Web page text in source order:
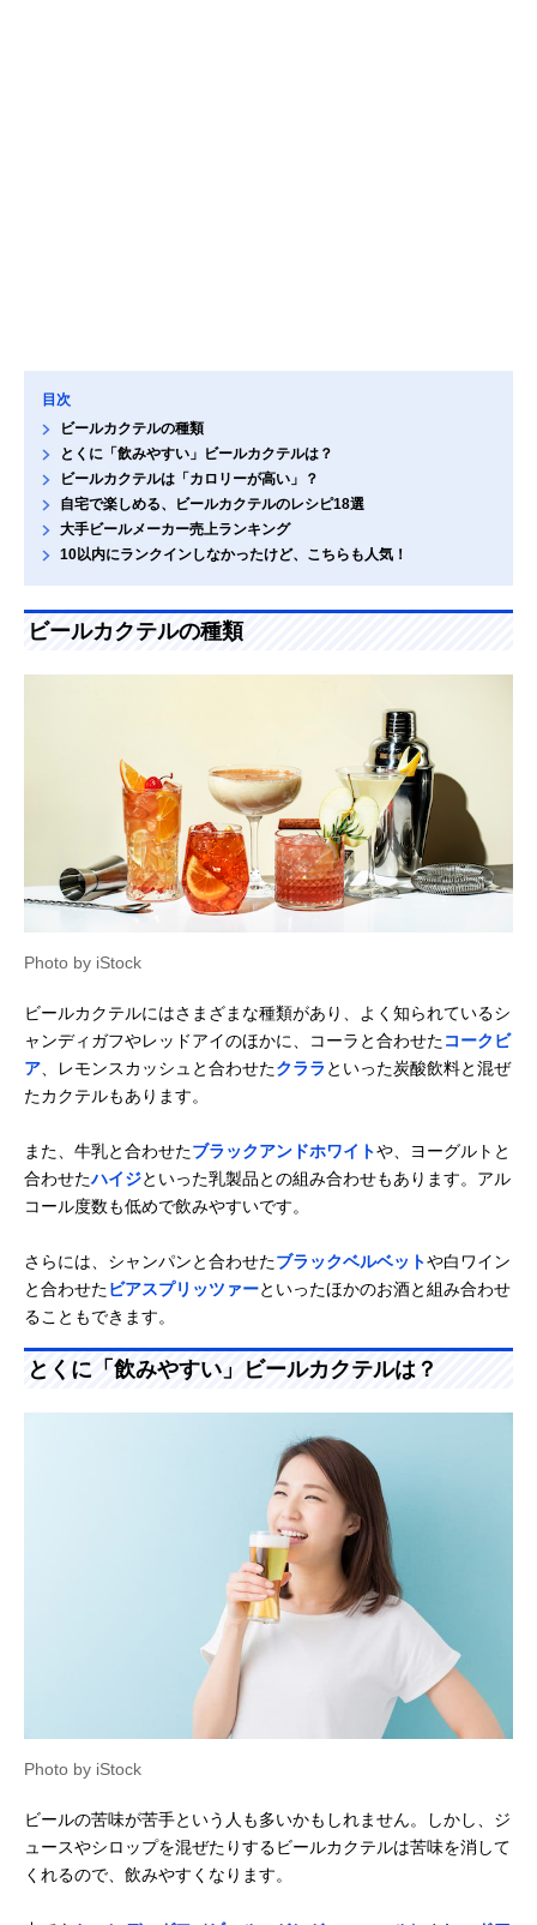
目次
ビールカクテルの種類
とくに「飲みやすい」ビールカクテルは？
ビールカクテルは「カロリーが高い」？
自宅で楽しめる、ビールカクテルのレシピ18選
大手ビールメーカー売上ランキング
10以内にランクインしなかったけど、こちらも人気！
ビールカクテルの種類
Photo by iStock
ビールカクテルにはさまざまな種類があり、よく知られているシ
ャンディガフやレッドアイのほかに、コーラと合わせたコークビ
ア、レモンスカッシュと合わせたクララといった炭酸飲料と混ぜ
たカクテルもあります。
また、牛乳と合わせたブラックアンドホワイトや、ヨーグルトと
合わせたハイジといった乳製品との組み合わせもあります。アル
コール度数も低めで飲みやすいです。
さらには、シャンパンと合わせたブラックベルベットや白ワイン
と合わせたビアスプリッツァーといったほかのお酒と組み合わせ
ることもできます。
とくに「飲みやすい」ビールカクテルは？
Photo by iStock
ビールの苦味が苦手という人も多いかもしれません。しかし、ジ
ュースやシロップを混ぜたりするビールカクテルは苦味を消して
くれるので、飲みやすくなります。